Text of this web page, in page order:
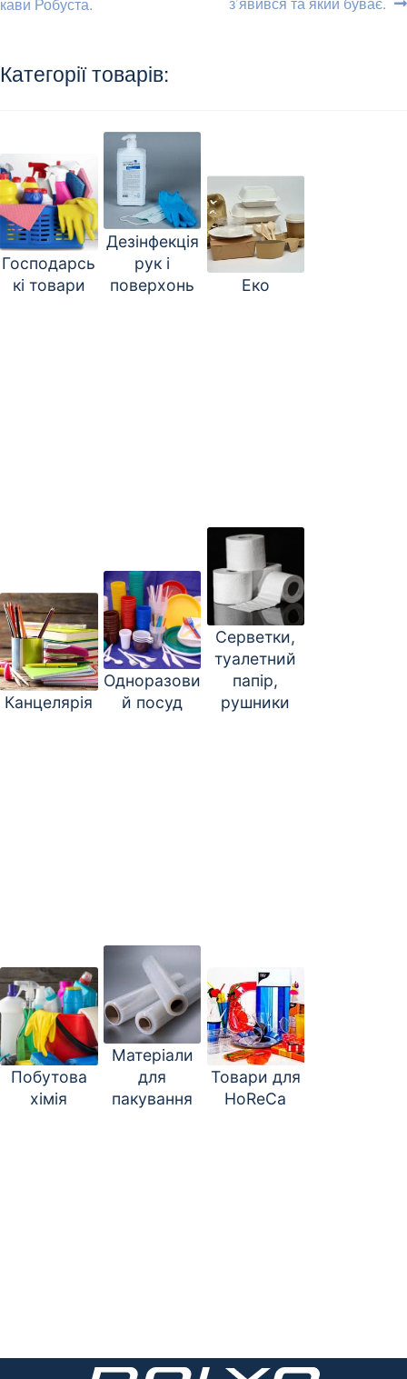
записів
Категорії товарів:
Господарсь
кі товари
Дезінфекція
рук і
поверхонь
Еко
Канцелярія
Одноразови
й посуд
Серветки,
туалетний
папір,
рушники
Побутова
хімія
Матеріали
для
пакування
Товари для
HoReCa